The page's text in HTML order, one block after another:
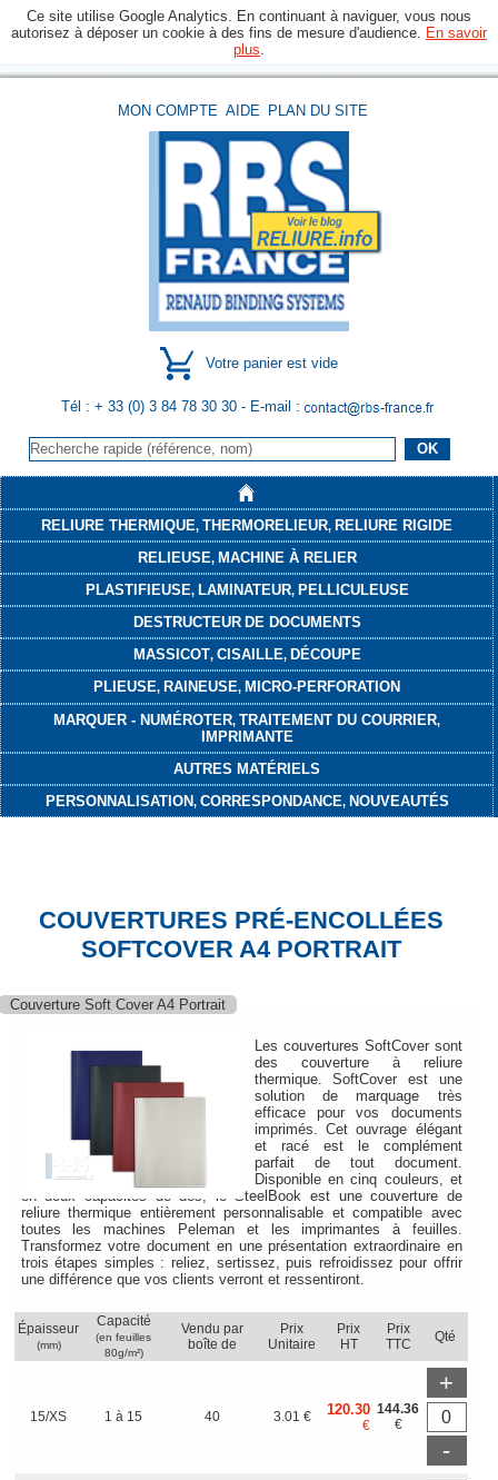
Ce site utilise Google Analytics. En continuant à naviguer, vous nous
autorisez à déposer un cookie à des fins de mesure d'audience. En savoir
plus
MON COMPTE AIDE PLAN DU SITE
Votre panier est vide
Tél : + 33 (0) 3 84 78 30 30 - E-mail :
RELIURE THERMIQUE,THERMORELIEUR, RELIURE RIGIDE
RELIEUSE, MACHINE À RELIER
PLASTIFIEUSE, LAMINATEUR, PELLICULEUSE
DESTRUCTEUR DE DOCUMENTS
MASSICOT, CISAILLE, DÉCOUPE
PLIEUSE, RAINEUSE, MICRO-PERFORATION
MARQUER - NUMÉROTER,TRAITEMENT DU COURRIER,
IMPRIMANTE
AUTRES MATÉRIELS
PERSONNALISATION, CORRESPONDANCE, NOUVEAUTÉS
COUVERTURES PRÉ-ENCOLLÉES
SOFTCOVER A4 PORTRAIT
Couverture Soft Cover A4 Portrait
Les couvertures SoftCover sont
des couverture à reliure
thermique. SoftCover est une
solution de marquage très
efficace pour vos documents
imprimés. Cet ouvrage élégant
et racé est le complément
parfait de tout document.
Disponible en cinq couleurs, et
en deux capacités de dos, le SteelBook est une couverture de
reliure thermique entièrement personnalisable et compatible avec
toutes les machines Peleman et les imprimantes à feuilles.
Transformez votre document en une présentation extraordinaire en
trois étapes simples : reliez, sertissez, puis refroidissez pour offrir
une différence que vos clients verront et ressentiront.
Épaisseur
(mm)
Capacité
(en feuilles
80g/m²)
Vendu par
boîte de
Prix
Unitaire
Prix
HT
Prix
TTC
Qté
15/XS 1 à 15 40 3.01 € 120.30
€
144.36
€
+
-